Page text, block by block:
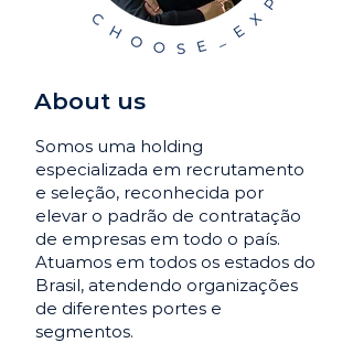
About us
Somos uma holding
especializada em recrutamento
e seleção, reconhecida por
elevar o padrão de contratação
de empresas em todo o país.
Atuamos em todos os estados do
Brasil, atendendo organizações
de diferentes portes e
segmentos.